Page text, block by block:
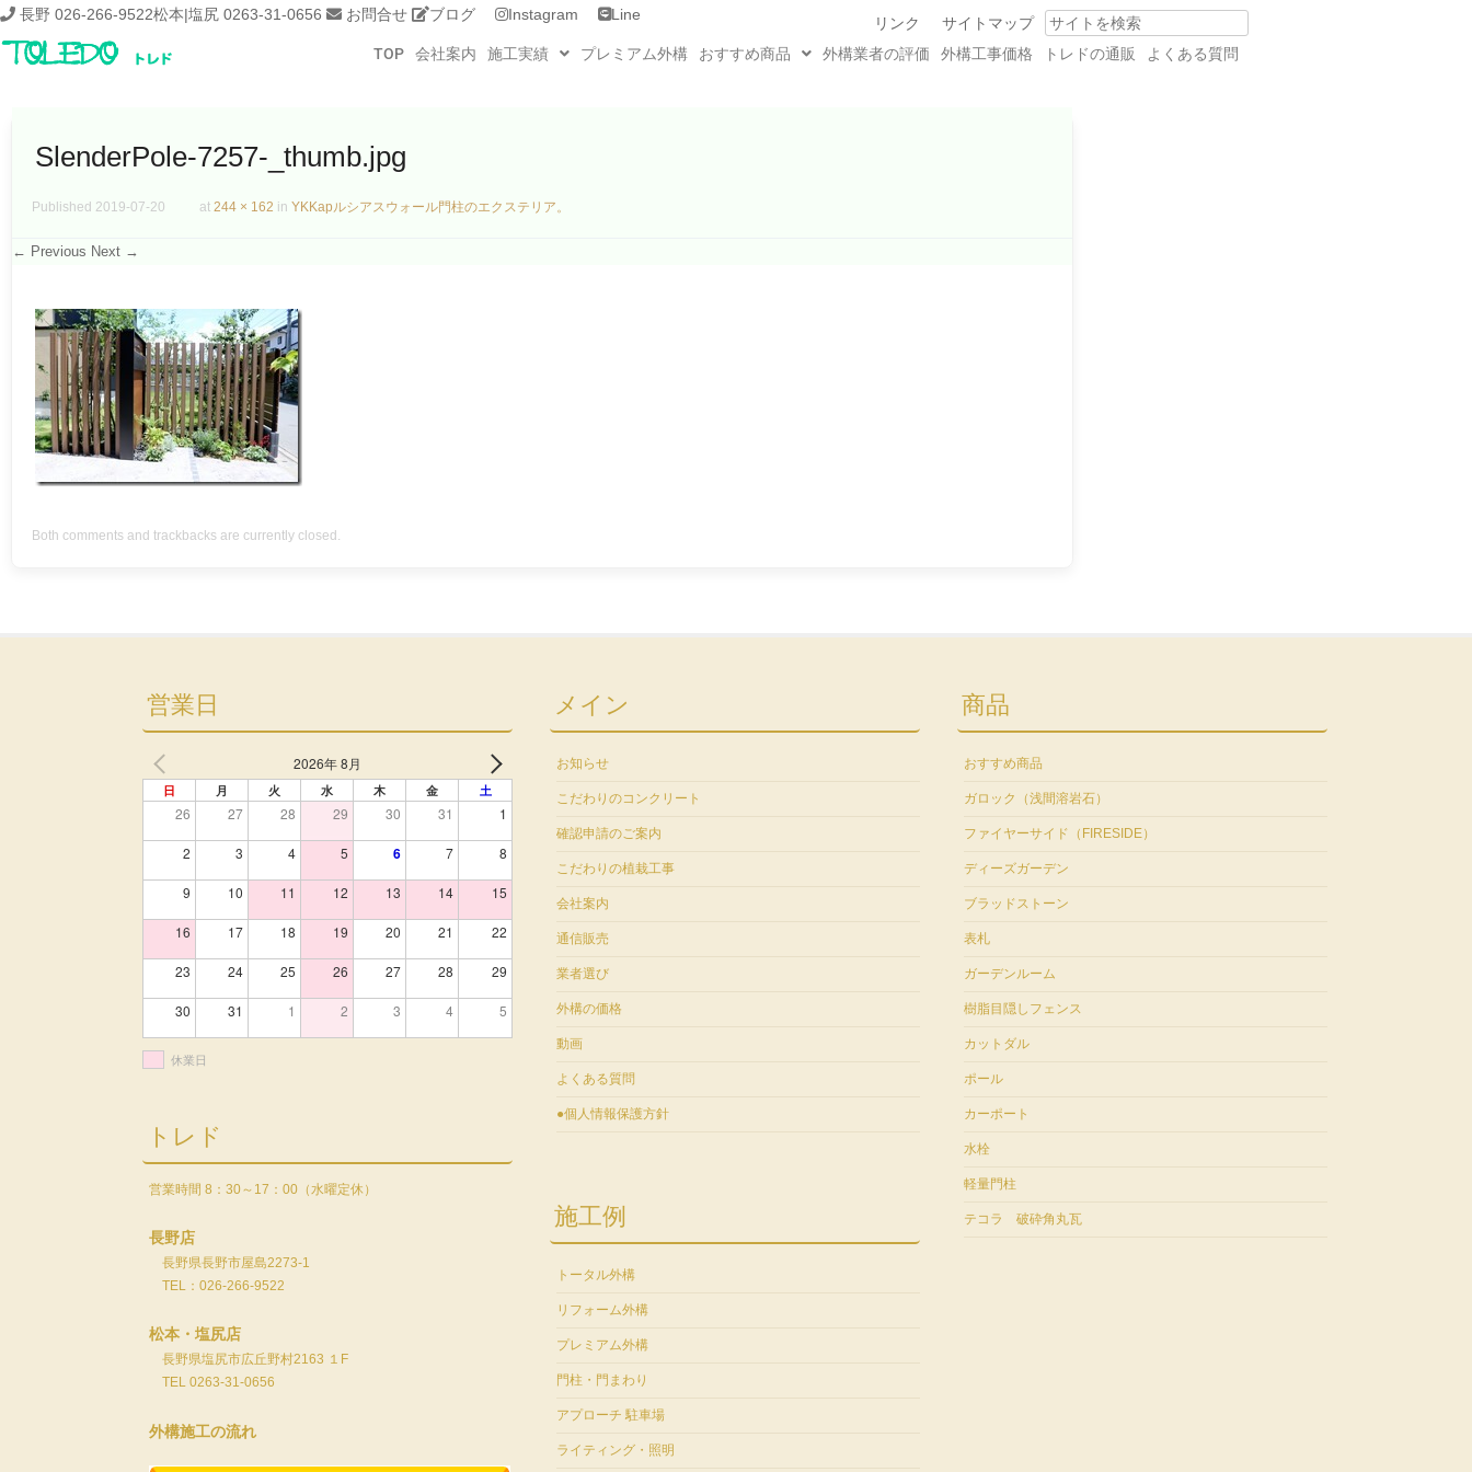
長野 026-266-9522松本|塩尻 0263-31-0656 お問合せ ブログ Instagram Line Search
サイトマップ
リンク
TOP
会社案内 施工実績 プレミアム外構 おすすめ商品 外構業者の評価 外構工事価格 トレドの通販 よくある質問
SlenderPole-7257-_thumb.jpg
Published 2019-07-20 at 244 × 162 in YKKapルシアスウォール門柱のエクステリア。
← Previous Next →
Both comments and trackbacks are currently closed.
営業日
2026年 8月
日 月 火 水 木 金 土
26 27 28 29 30 31 1
2 3 4 5 6 7 8
9 10 11 12 13 14 15
16 17 18 19 20 21 22
23 24 25 26 27 28 29
30 31 1 2 3 4 5
休業日
トレド
営業時間 8：30～17：00（水曜定休）
長野店
長野県長野市屋島2273-1
TEL：026-266-9522
松本・塩尻店
長野県塩尻市広丘野村2163 １F
TEL 0263-31-0656
外構施工の流れ
メイン
お知らせ
こだわりのコンクリート
確認申請のご案内
こだわりの植栽工事
会社案内
通信販売
業者選び
外構の価格
動画
よくある質問
●個人情報保護方針
施工例
トータル外構
リフォーム外構
プレミアム外構
門柱・門まわり
アプローチ 駐車場
ライティング・照明
商品
おすすめ商品
ガロック（浅間溶岩石）
ファイヤーサイド（FIRESIDE）
ディーズガーデン
ブラッドストーン
表札
ガーデンルーム
樹脂目隠しフェンス
カットダル
ポール
カーポート
水栓
軽量門柱
テコラ 破砕角丸瓦